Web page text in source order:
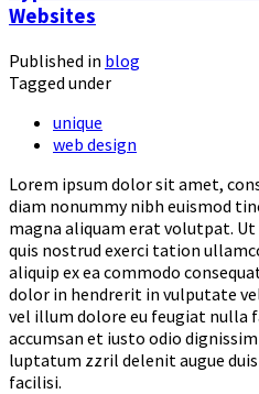
Websites
Published in blog
Tagged under
unique
web design
Lorem ipsum dolor sit amet,
diam nonummy nibh euismod
magna aliquam erat volutpat.
quis nostrud exerci tation
aliquip ex ea commodo
dolor in hendrerit in vulputate
vel illum dolore eu feugiat nulla
accumsan et iusto odio
luptatum zzril delenit augue
facilisi.